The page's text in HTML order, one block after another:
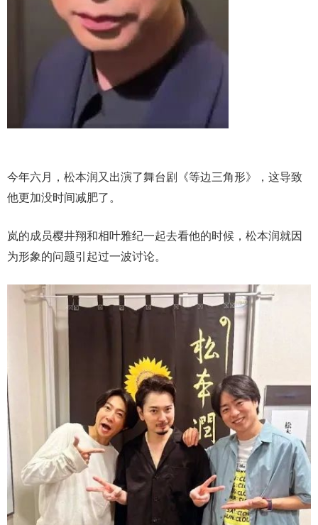
今年六月，松本润又出演了舞台剧《等边三角形》，这导致
他更加没时间减肥了。
岚的成员樱井翔和相叶雅纪一起去看他的时候，松本润就因
为形象的问题引起过一波讨论。